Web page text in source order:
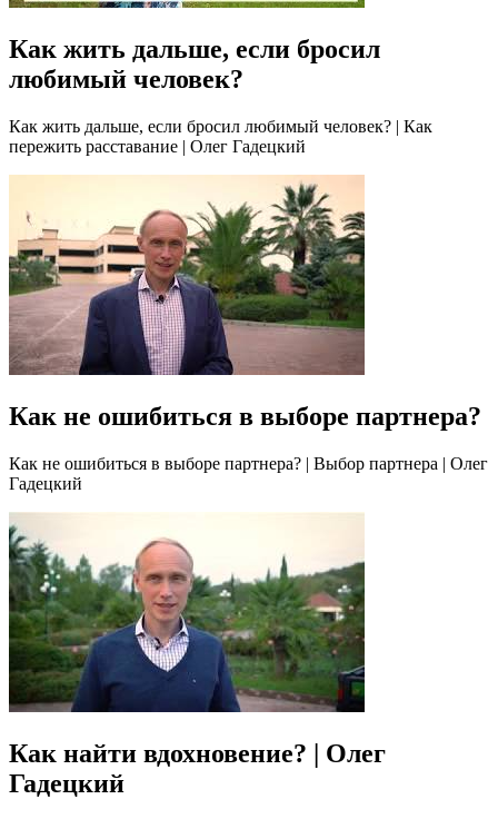
Как жить дальше, если бросил
любимый человек?
Как жить дальше, если бросил любимый человек? | Как
пережить расставание | Олег Гадецкий
Как не ошибиться в выборе партнера?
Как не ошибиться в выборе партнера? | Выбор партнера | Олег
Гадецкий
Как найти вдохновение? | Олег
Гадецкий